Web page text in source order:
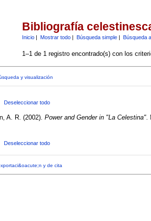
Bibliografía
Inicio| Mostrar todo| Búsqueda simple| Búsqueda
1–1 de 1 registro encontrado(s) con los
y visualización
Deseleccionar todo
A. R. (2002). Power and Gender in "La Celestina".
Deseleccionar todo
y de cita